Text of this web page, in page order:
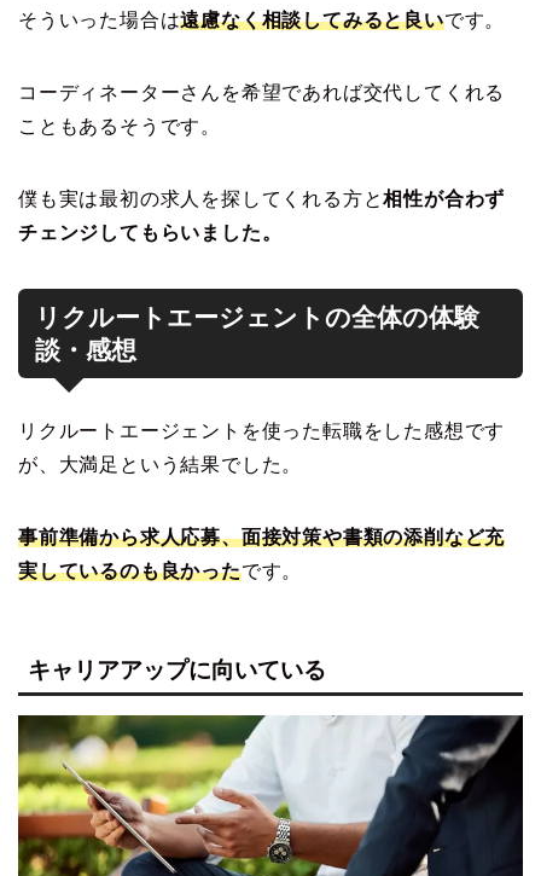
そういった場合は遠慮なく相談してみると良いです。
コーディネーターさんを希望であれば交代してくれる
こともあるそうです。
僕も実は最初の求人を探してくれる方と相性が合わず
チェンジしてもらいました。
リクルートエージェントの全体の体験
談・感想
リクルートエージェントを使った転職をした感想です
が、大満足という結果でした。
事前準備から求人応募、面接対策や書類の添削など充
実しているのも良かったです。
キャリアアップに向いている